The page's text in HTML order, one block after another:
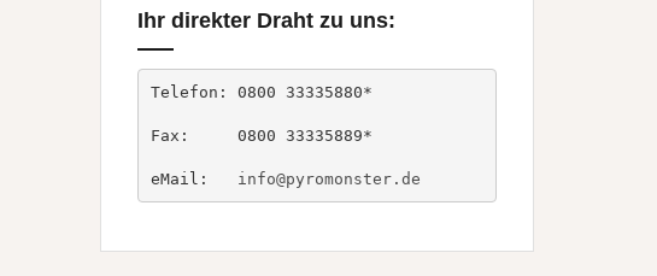
Ihr direkter Draht zu uns:
Telefon: 0800 33335880*
Fax:     0800 33335889*
eMail: info@pyromonster.de